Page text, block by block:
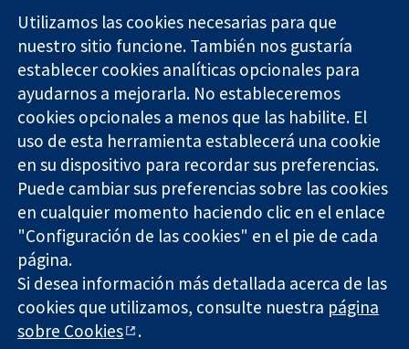
Evidencia fiable.
Decisiones
informadas.
Mejor salud.
11-13 Cavendish
Square
Londres
W1G 0AN
Reino Unido
Contacto
Noticias
Prensa
Sobre
nosotros
Empleo
Cochrane
Library
The Cochrane Collaboration is a charity (no. 1045921) and a
company limited by guarantee (no. 03044323) registered in
England & Wales. VAT registration number GB 718 2127 49.
Copyright © 2026 The Cochrane Collaboration
Utilizamos las cookies necesarias para que
nuestro sitio funcione. También nos gustaría
establecer cookies analíticas opcionales para
ayudarnos a mejorarla. No estableceremos
cookies opcionales a menos que las habilite. El
uso de esta herramienta establecerá una cookie
en su dispositivo para recordar sus preferencias.
Puede cambiar sus preferencias sobre las cookies
en cualquier momento haciendo clic en el enlace
"Configuración de las cookies" en el pie de cada
página.
Si desea información más detallada acerca de las
cookies que utilizamos, consulte nuestra página
sobre Cookies
.